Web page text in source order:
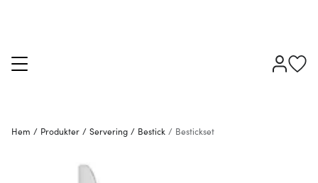
Hem / Produkter / Servering / Bestick / Bestickset